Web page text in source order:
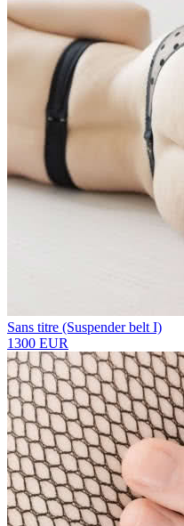
Sans titre (Suspender belt I)
1300 EUR